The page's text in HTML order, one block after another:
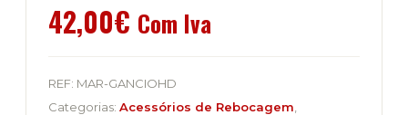
42,00€ Com Iva
REF: MAR-GANCIOHD
Categorias: Acessórios de Rebocagem